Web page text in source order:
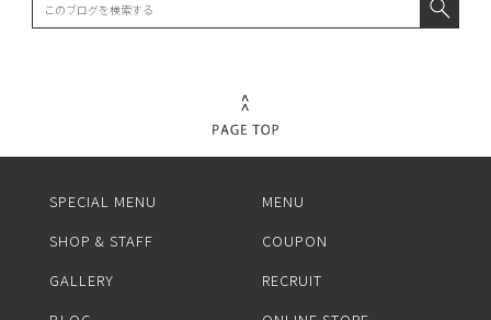
SPECIAL MENU
MENU
SHOP & STAFF
COUPON
GALLERY
RECRUIT